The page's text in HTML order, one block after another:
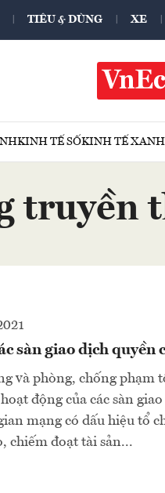
TIÊU & DÙNG XE
KINH TẾ SỐKINH TẾ XANH
truyền
sàn giao dịch
và phòng, chống phạm
động của các sàn
mạng có dấu hiệu tổ
chiếm đoạt tài sản...